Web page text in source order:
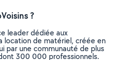
?
leader dédiée aux
location de matériel, créée en
par une communauté de plus
300 000 professionnels.